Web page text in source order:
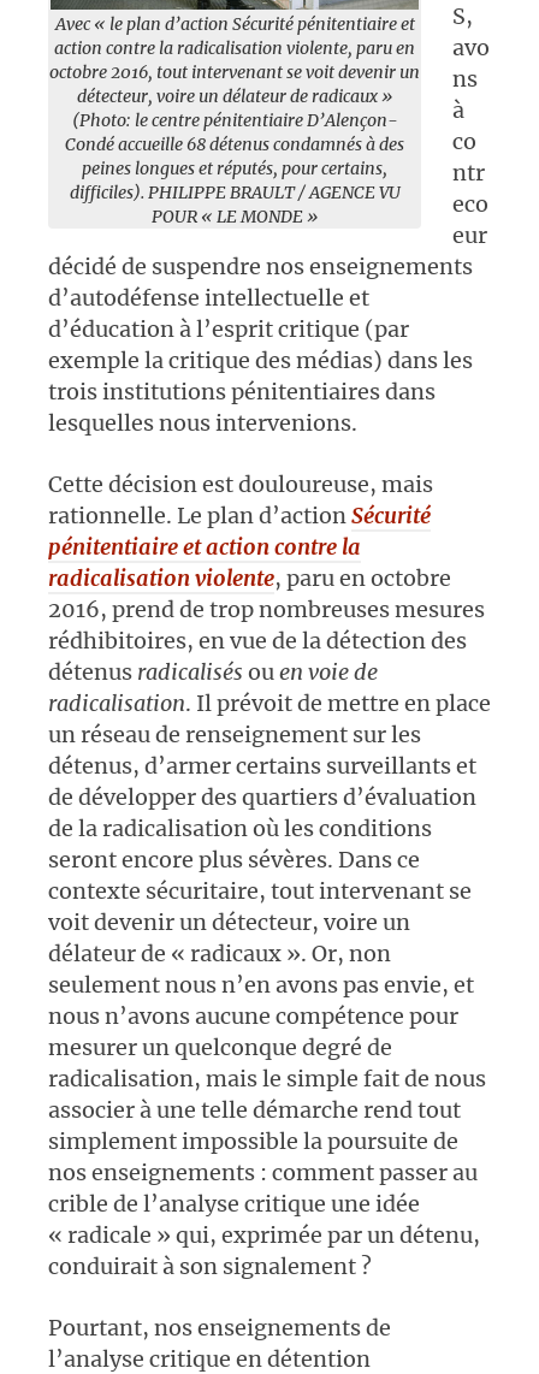
Avec « le plan d’action Sécurité pénitentiaire et
action contre la radicalisation violente, paru en
octobre 2016, tout intervenant se voit devenir un
détecteur, voire un délateur de radicaux »
(Photo: le centre pénitentiaire D’Alençon-
Condé accueille 68 détenus condamnés à des
peines longues et réputés, pour certains,
difficiles). PHILIPPE BRAULT / AGENCE VU
POUR « LE MONDE »
S,
avo
ns
à
co
ntr
eco
eur
décidé de suspendre nos enseignements
d’autodéfense intellectuelle et
d’éducation à l’esprit critique (par
exemple la critique des médias) dans les
trois institutions pénitentiaires dans
lesquelles nous intervenions.
Cette décision est douloureuse, mais
rationnelle. Le plan d’actionSécurité
pénitentiaire et action contre la
radicalisation violente, paru en octobre
2016, prend de trop nombreuses mesures
rédhibitoires, en vue de la détection des
détenus radicalisés ouen voie de
radicalisation. Il prévoit de mettre en place
un réseau de renseignement sur les
détenus, d’armer certains surveillants et
de développer des quartiers d’évaluation
de la radicalisation où les conditions
seront encore plus sévères. Dans ce
contexte sécuritaire, tout intervenant se
voit devenir un détecteur, voire un
délateur de « radicaux ». Or, non
seulement nous n’en avons pas envie, et
nous n’avons aucune compétence pour
mesurer un quelconque degré de
radicalisation, mais le simple fait de nous
associer à une telle démarche rend tout
simplement impossible la poursuite de
nos enseignements : comment passer au
crible de l’analyse critique une idée
« radicale » qui, exprimée par un détenu,
conduirait à son signalement ?
Pourtant, nos enseignements de
l’analyse critique en détention